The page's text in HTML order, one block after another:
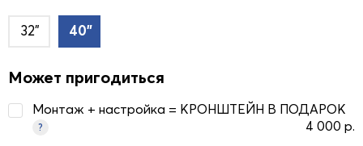
32" 40"
Может пригодиться
Монтаж + настройка = КРОНШТЕЙН В ПОДАРОК
?
4 000 р.